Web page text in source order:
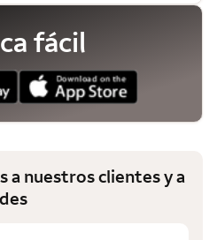
fácil
a nuestros clientes y a